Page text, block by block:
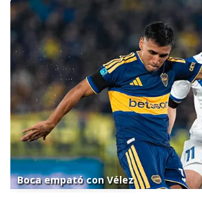
Boca empató con Vélez